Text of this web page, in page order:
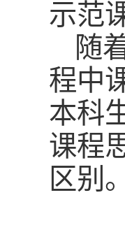
示范
随
程中
本科
课程
区别。